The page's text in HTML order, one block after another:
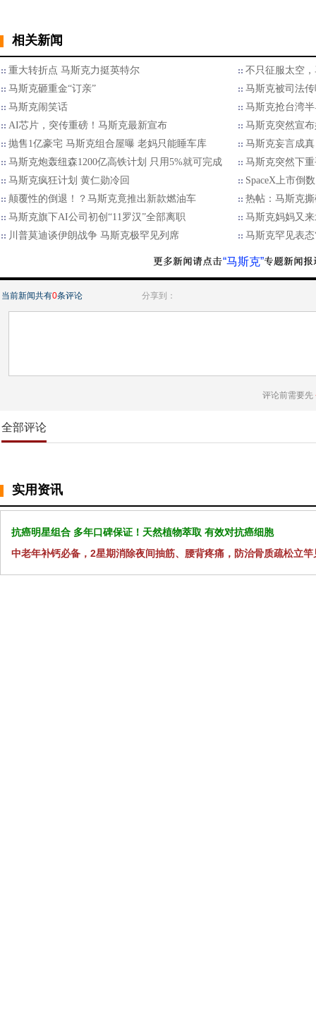
相关新闻
重大转折点 马斯克力挺英特尔
不只征服太空
马斯克砸重金“订亲”
马斯克被司法
马斯克闹笑话
马斯克抢台湾
AI芯片，突传重磅！马斯克最新宣布
马斯克突然宣
抛售1亿豪宅 马斯克组合屋曝 老妈只能睡车库
马斯克妄言成
马斯克炮轰纽森1200亿高铁计划 只用5%就可完成
马斯克突然下
马斯克疯狂计划 黄仁勋冷回
SpaceX上市倒数
颠覆性的倒退！？马斯克竟推出新款燃油车
热帖：马斯克
马斯克旗下AI公司初创“11罗汉”全部离职
马斯克妈妈又
川普莫迪谈伊朗战争 马斯克极罕见列席
马斯克罕见表态
“马斯克”
当前新闻共有0条评论 分享到：
评论前需要先
全部评论
实用资讯
抗癌明星组合 多年口碑保证！天然植物萃取 有效对抗癌细胞
中老年补钙必备，2星期消除夜间抽筋、腰背疼痛，防治骨质疏松立竿